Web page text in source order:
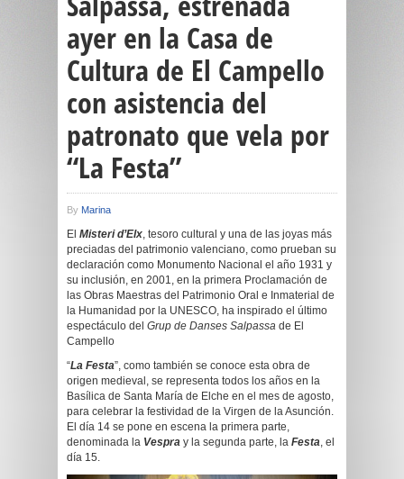
ayer en la Casa de
Cultura de El Campello
con asistencia del
patronato que vela por
“La Festa”
By Marina
El Misteri d’Elx, tesoro cultural y una de las joyas más
preciadas del patrimonio valenciano, como prueban su
declaración como Monumento Nacional el año 1931 y
su inclusión, en 2001, en la primera Proclamación de
las Obras Maestras del Patrimonio Oral e Inmaterial de
la Humanidad por la UNESCO, ha inspirado el último
espectáculo del Grup de Danses Salpassa de El
Campello
“La Festa”, como también se conoce esta obra de
origen medieval, se representa todos los años en la
Basílica de Santa María de Elche en el mes de agosto,
para celebrar la festividad de la Virgen de la Asunción.
El día 14 se pone en escena la primera parte,
denominada la Vespra y la segunda parte, la Festa, el
día 15.